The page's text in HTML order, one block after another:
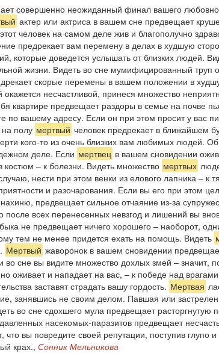
совершенно неожиданный финал вашего
актер или актриса в вашем сне предвещает
человек на самом деле жив и благополучно
предрекает вам перемену в делах в худшую
которые доведется услышать от близких людей.
жизни. Видеть во сне мумифицированный труп
скорые перемены в вашем положении в
несчастливой, принеся множество
квартире предвещает раздоры в семье на почве
вашему адресу. Если он при этом просит у вас
полу мертвый человек предрекает в ближайшем
кого-то из очень близких вам любимых людей.
деле. Если мертвец в вашем сновидении
костюм – к болезни. Видеть множество мертвых
нести при этом венки из елового лапника – к
и разочарования. Если вы его при этом
предвещает сильное отчаяние из-за
после всех перенесенных невзгод и лишений вы
не предвещает ничего хорошего – наоборот,
тем не менее придется ехать на помощь. Видеть
Мертвый жаворонок в вашем сновидении
сне вы видите множество дохлых змей – значит,
оживает и нападает на вас, – к победе над
заставят страдать вашу гордость. Мертвая
занявшись не своим делом. Павшая или
во сне сдохшего мула предвещает
насекомых-паразитов предвещает
вы повредите своей репутации, поступив глупо
крах., Сонник Мельникова